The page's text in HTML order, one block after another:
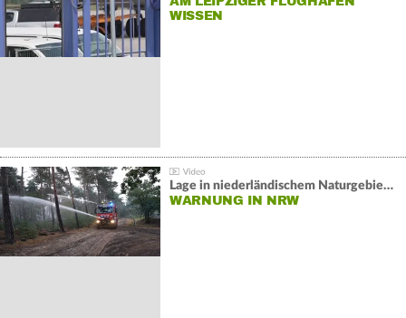
WISSEN
Lage in niederländischem Naturgebiet stabil
WARNUNG IN NRW